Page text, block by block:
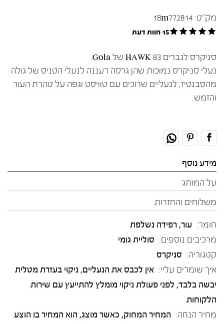
מק"ט: 18m772814
15 חוות דעת
סניקרס לגברים HAWK 83 של Gola.
נעלי סניקרס נמוכות שהן גרסה רעננה לנעלי הטניס של גולה
מהסבנטיז, לנעליים שרוכים עם טוויסט וגפה על טהרת העור
והזמש.
מידע נוסף
על המותג
משלוחים והחזרות
חומר: עור, רפידה נשלפת
מרכיבים נוספים: סוליית גומי
קטגוריה: סניקרס
איך שומרים עליי: אין לכבס את הנעליים, ניקוי בעזרת מטלית
יבשה בלבד, לפני פעולת ניקוי מומלץ להתייעץ עם שירות
הלקוחות
מחיר הנחה: המחיר המחוק, כאשר מוצג, הוא המחיר בו הוצע